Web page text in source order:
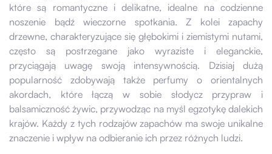
które są romantyczne i delikatne, idealne na codzienne
noszenie bądź wieczorne spotkania. Z kolei zapachy
drzewne, charakteryzujące się głębokimi i ziemistymi nutami,
często są postrzegane jako wyraziste i eleganckie,
przyciągają uwagę swoją intensywnością. Dzisiaj dużą
popularność zdobywają także perfumy o orientalnych
akordach, które łączą w sobie słodycz przypraw i
balsamiczność żywic, przywodząc na myśl egzotykę dalekich
krajów. Każdy z tych rodzajów zapachów ma swoje unikalne
znaczenie i wpływ na odbieranie ich przez różnych ludzi.